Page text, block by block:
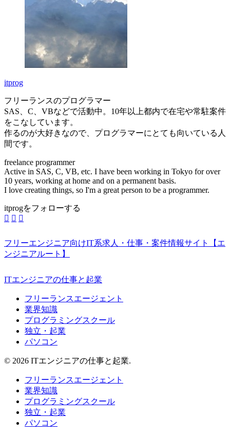
itprog
フリーランスのプログラマー
SAS、C、VBなどで活動中。10年以上都内で在宅や常駐案件
をこなしています。
作るのが大好きなので、プログラマーにとても向いている人
間です。
freelance programmer
Active in SAS, C, VB, etc. I have been working in Tokyo for over
10 years, working at home and on a permanent basis.
I love creating things, so I'm a great person to be a programmer.
itprogをフォローする
フリーエンジニア向けIT系求人・仕事・案件情報サイト【エ
ンジニアルート】
ITエンジニアの仕事と起業
フリーランスエージェント
業界知識
プログラミングスクール
独立・起業
パソコン
© 2026 ITエンジニアの仕事と起業.
フリーランスエージェント
業界知識
プログラミングスクール
独立・起業
パソコン